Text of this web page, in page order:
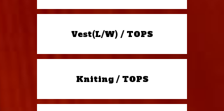
Vest(L/W) / TOPS
Kniting / TOPS